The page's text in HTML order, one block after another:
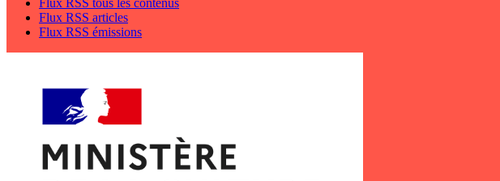
Flux RSS tous les contenus
Flux RSS articles
Flux RSS émissions